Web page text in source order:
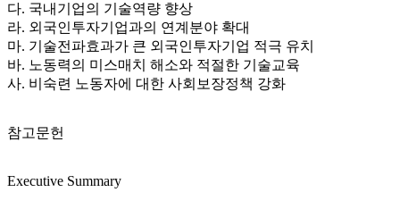
다. 국내기업의 기술역량 향상
라. 외국인투자기업과의 연계분야 확대
마. 기술전파효과가 큰 외국인투자기업 적극 유치
바. 노동력의 미스매치 해소와 적절한 기술교육
사. 비숙련 노동자에 대한 사회보장정책 강화
참고문헌
Executive Summary